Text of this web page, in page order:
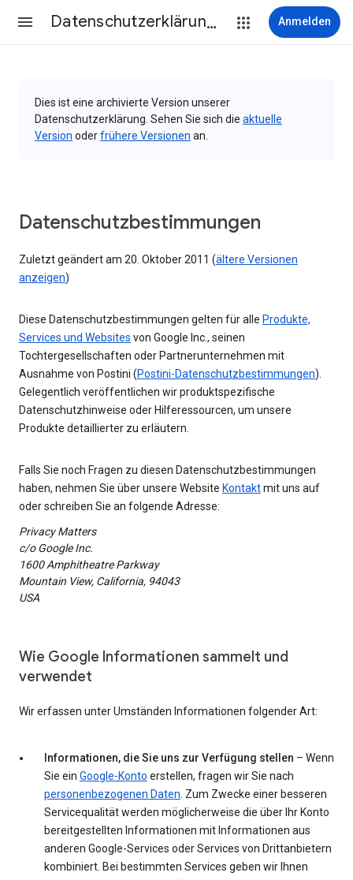
Datenschutzerklärung & Nutzungsbedingungen Anmelden
Dies ist eine archivierte Version unserer
Datenschutzerklärung. Sehen Sie sich die aktuelle
Version oderfrühere Versionen an.
Datenschutzbestimmungen
Zuletzt geändert am 20. Oktober 2011 (ältere Versionen
anzeigen)
Diese Datenschutzbestimmungen gelten für alle Produkte,
Services und Websites von Google Inc., seinen
Tochtergesellschaften oder Partnerunternehmen mit
Ausnahme von Postini (Postini-Datenschutzbestimmungen).
Gelegentlich veröffentlichen wir produktspezifische
Datenschutzhinweise oder Hilferessourcen, um unsere
Produkte detaillierter zu erläutern.
Falls Sie noch Fragen zu diesen Datenschutzbestimmungen
haben, nehmen Sie über unsere Website Kontaktmit uns auf
oder schreiben Sie an folgende Adresse:
Privacy Matters
c/o Google Inc.
1600 Amphitheatre Parkway
Mountain View, California, 94043
USA
Wie Google Informationen sammelt und
verwendet
Wir erfassen unter Umständen Informationen folgender Art:
Informationen, die Sie uns zur Verfügung stellen – Wenn
Sie ein Google-Konto erstellen, fragen wir Sie nach
personenbezogenen Daten . Zum Zwecke einer besseren
Servicequalität werden möglicherweise die über Ihr Konto
bereitgestellten Informationen mit Informationen aus
anderen Google-Services oder Services von Drittanbietern
kombiniert. Bei bestimmten Services geben wir Ihnen